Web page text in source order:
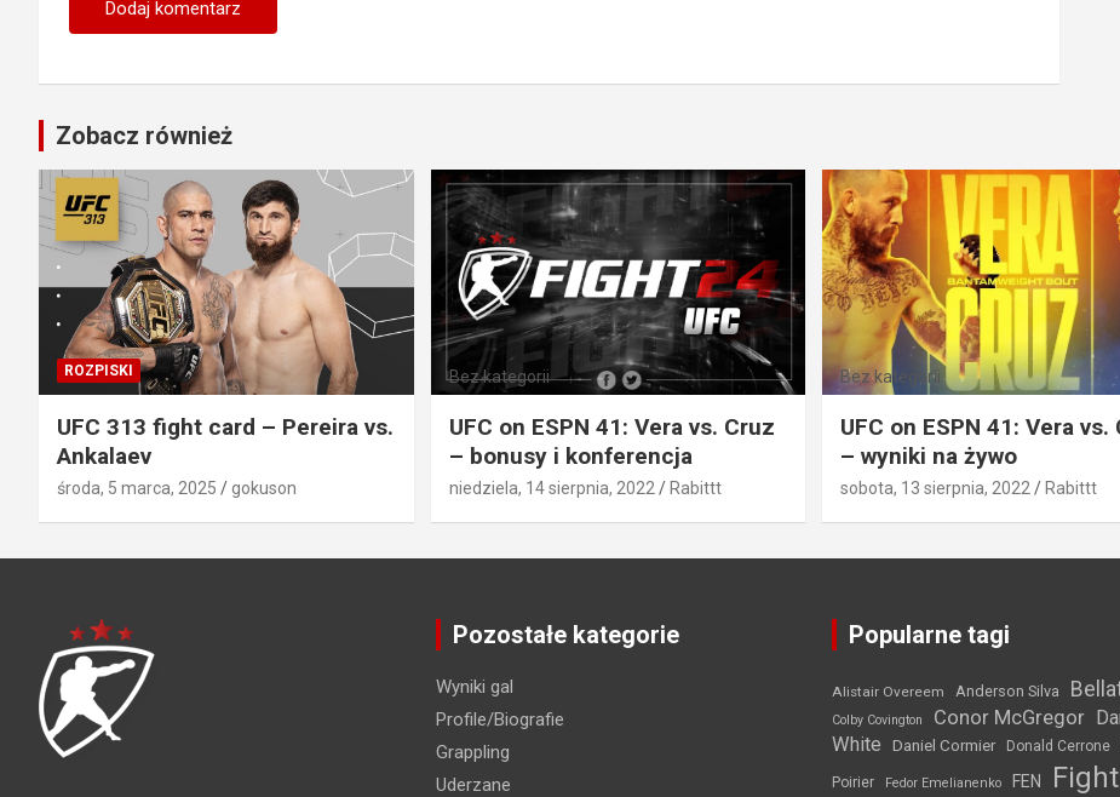
Zobacz również
ROZPISKI
UFC 313 fight card – Pereira vs.
Ankalaev
środa, 5 marca, 2025 gokuson
Bez kategorii
UFC on ESPN 41: Vera vs. Cruz
– bonusy i konferencja
niedziela, 14 sierpnia, 2022 Rabittt
Bez kategorii
UFC on ESPN 41: Vera vs.
– wyniki na żywo
sobota, 13 sierpnia, 2022 Rabittt
Pozostałe kategorie
Wyniki gal
Profile/Biografie
Grappling
Uderzane
Popularne tagi
Alistair Overeem Anderson Silva
Colby Covington Conor McGregor
White
Daniel Cormier Donald Cerrone
Poirier Fedor Emelianenko FEN